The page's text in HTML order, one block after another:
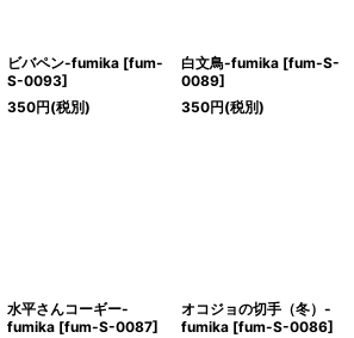
ビバペン-fumika [fum-
S-0093]
350円(税別)
白文鳥-fumika [fum-S-
0089]
350円(税別)
水平さんコーギー-
fumika [fum-S-0087]
オコジョの切手（冬）-
fumika [fum-S-0086]